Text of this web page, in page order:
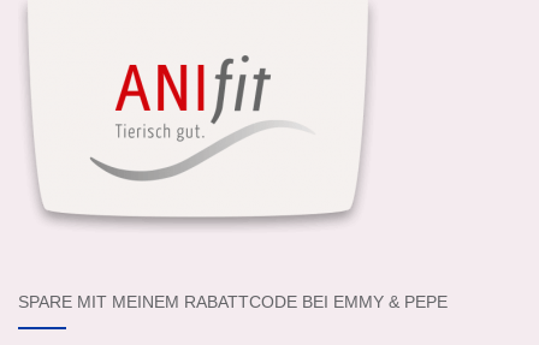
SPARE MIT MEINEM RABATTCODE BEI EMMY & PEPE